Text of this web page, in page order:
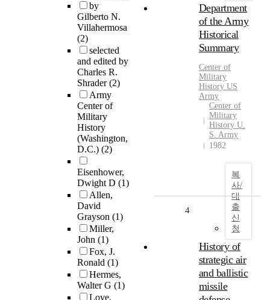
by
Gilberto N.
Villahermosa
(2)
selected
and edited by
Charles R.
Shrader(2)
Army
Center of
Military
History
(Washington,
D.C.) (2)
Eisenhower,
Dwight D (1)
Allen,
David
Grayson (1)
Miller,
John (1)
Fox, J.
Ronald (1)
Hermes,
Walter G (1)
Love,
Department
of the Army
Historical
Summary
Center of
Military
History US
Army
Center of
Military
History U.
S. Army
1982
복
사/
대
출
신
청
4
History of
strategic air
and ballistic
missile